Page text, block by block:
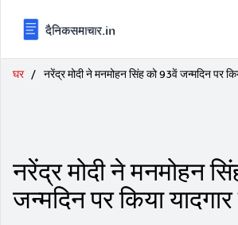
घर नरेंद्र मोदी ने मनमोहन सिंह को 93वें जन्मदिन पर
नरेंद्र मोदी ने मनमोहन
जन्मदिन पर किया